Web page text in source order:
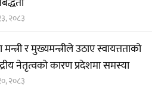
२०८३
र मुख्यमन्त्रीले उठाए स्वायत्तताको
नेतृत्वको कारण प्रदेशमा समस्या
२०८३